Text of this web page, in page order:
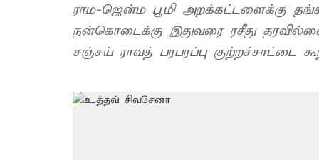
ராம-ஜென்ம பூமி அறக்கட்டளைக்கு
நன்கொடைக்கு இதுவரை ரசீது
சஞ்சய் ராவத் பரபரப்பு குற்றச்சாட்டை